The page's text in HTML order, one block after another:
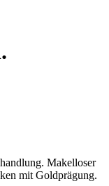
Makelloser
mit Goldprägung.